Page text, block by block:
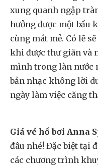
xung quanh ngập
hưởng được một bầu
cùng mát mẻ. Có lẽ
khi được thư giãn và
mình trong làn nước
bản nhạc không lời
ngày làm việc căng
Giá vé hồ bơi Anna
đâu nhé! Đặc biệt tại
các chương trình